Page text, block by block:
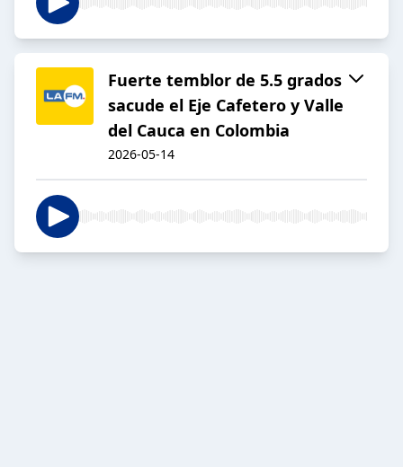
Fuerte temblor de 5.5 grados
sacude el Eje Cafetero y Valle
del Cauca en Colombia
2026-05-14